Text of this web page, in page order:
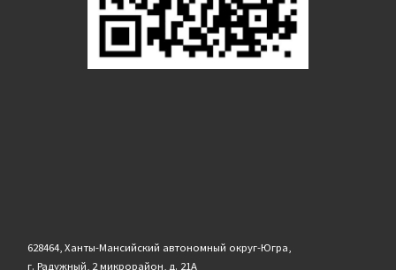
628464, Ханты-Мансийский автономный округ-Югра,
г. Радужный, 2 микрорайон, д. 21А